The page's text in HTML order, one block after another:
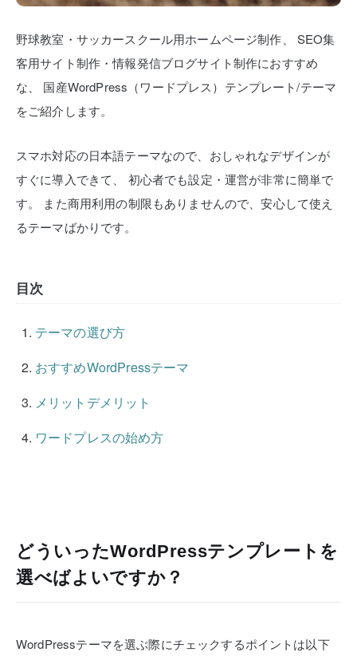
野球教室・サッカースクール用ホームページ制作、
SEO集
客用サイト制作・情報発信ブログサイト制作におすすめ
な、
国産WordPress（ワードプレス）テンプレート/テーマ
をご紹介します。
スマホ対応の日本語テーマなので、おしゃれなデザインが
すぐに導入できて、
初心者でも設定・運営が非常に簡単で
す。
また商用利用の制限もありませんので、安心して使え
るテーマばかりです。
目次
テーマの選び方
おすすめWordPressテーマ
メリットデメリット
ワードプレスの始め方
どういったWordPressテンプレートを
選べばよいですか？
WordPressテーマを選ぶ際にチェックするポイントは以下